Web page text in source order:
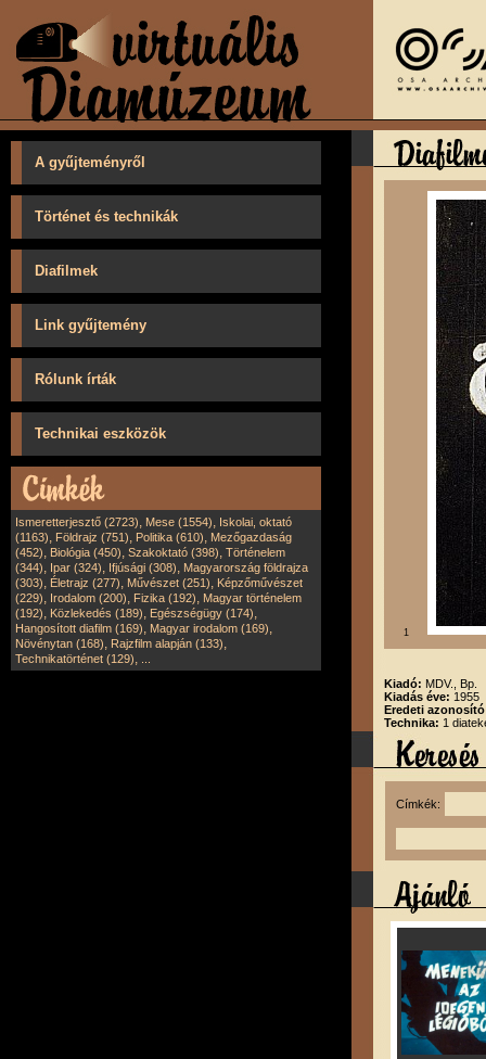
A gyűjteményről
Történet és technikák
Diafilmek
Link gyűjtemény
Rólunk írták
Technikai eszközök
Ismeretterjesztő (2723), Mese (1554), Iskolai, oktató
(1163), Földrajz (751), Politika (610), Mezőgazdaság
(452), Biológia (450), Szakoktató (398), Történelem
(344), Ipar (324), Ifjúsági (308), Magyarország földrajza
(303), Életrajz (277), Művészet (251), Képzőművészet
(229), Irodalom (200), Fizika (192), Magyar történelem
(192), Közlekedés (189), Egészségügy (174),
Hangosított diafilm (169), Magyar irodalom (169),
Növénytan (168), Rajzfilm alapján (133),
Technikatörténet (129),
1
Kiadó: MDV., Bp.
Kiadás éve: 1955
Eredeti
Technika: 1
Címkék: